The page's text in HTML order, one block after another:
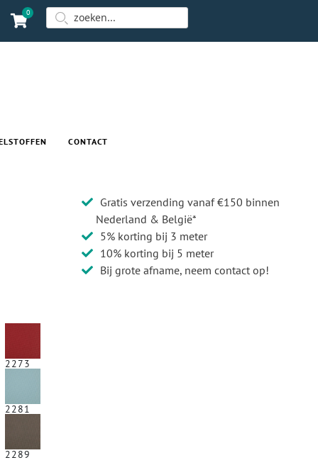
0
CONTACT
2273
2281
2289
Gratis verzending vanaf €150 binnen
Nederland & België*
5% korting bij 3 meter
10% korting bij 5 meter
Bij grote afname, neem contact op!